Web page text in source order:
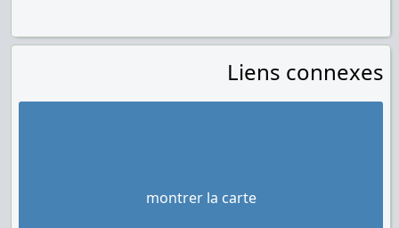
Liens connexes
montrer la carte